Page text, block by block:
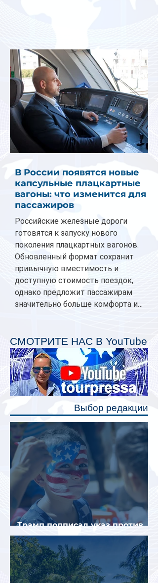
В России появятся новые
капсульные плацкартные
вагоны: что изменится для
пассажиров
Российские железные дороги
готовятся к запуску нового
поколения плацкартных вагонов.
Обновленный формат сохранит
привычную вместимость и
доступную стоимость поездок,
однако предложит пассажирам
значительно больше комфорта и
планируется начать в 2027 году.
Одним из главных нововведений
станут индивидуальные шторки у
каждого спального места. Они
позволят пассажирам закрыть свою
полку во время сна или отдыха,
СМОТРИТЕ НАС В YouTube
Выбор редакции
Трамп подписал указ против
«родильного туризма» в США